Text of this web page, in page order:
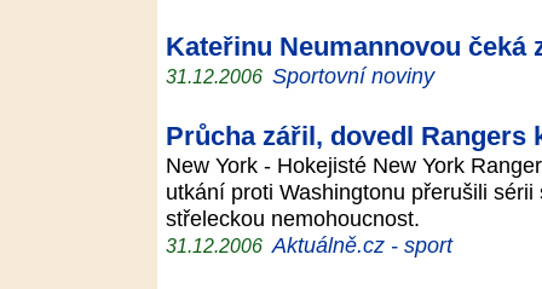
Kateřinu Neumannovou čeká
31.12.2006 Sportovní noviny
Průcha zářil, dovedl Rangers
New York - Hokejisté New York
utkání proti Washingtonu přerušili
střeleckou nemohoucnost.
31.12.2006 Aktuálně.cz - sport